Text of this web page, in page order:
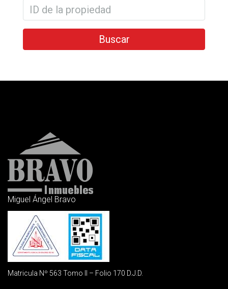
Buscar
Miguel Ángel Bravo
Matricula Nº 563 Tomo II – Folio 170 D.J.D.